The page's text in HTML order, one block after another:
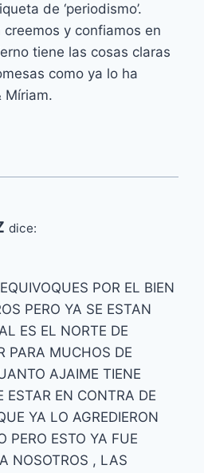
de ‘periodismo’.
y confiamos en
tiene las cosas claras
como ya lo ha
Míriam.
dice:
POR EL BIEN
PERO YA SE ESTAN
ES EL NORTE DE
PARA MUCHOS DE
AJAIME TIENE
ESTAR EN CONTRA DE
YA LO AGREDIERON
PERO ESTO YA FUE
NOSOTROS , LAS